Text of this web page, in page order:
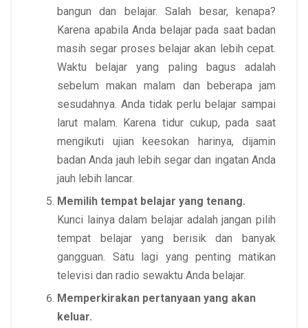
bangun dan belajar. Salah besar, kenapa?
Karena apabila Anda belajar pada saat badan
masih segar proses belajar akan lebih cepat.
Waktu belajar yang paling bagus adalah
sebelum makan malam dan beberapa jam
sesudahnya. Anda tidak perlu belajar sampai
larut malam. Karena tidur cukup, pada saat
mengikuti ujian keesokan harinya, dijamin
badan Anda jauh lebih segar dan ingatan Anda
jauh lebih lancar.
Memilih tempat belajar yang tenang.
Kunci lainya dalam belajar adalah jangan pilih
tempat belajar yang berisik dan banyak
gangguan. Satu lagi yang penting matikan
televisi dan radio sewaktu Anda belajar.
Memperkirakan pertanyaan yang akan
keluar.